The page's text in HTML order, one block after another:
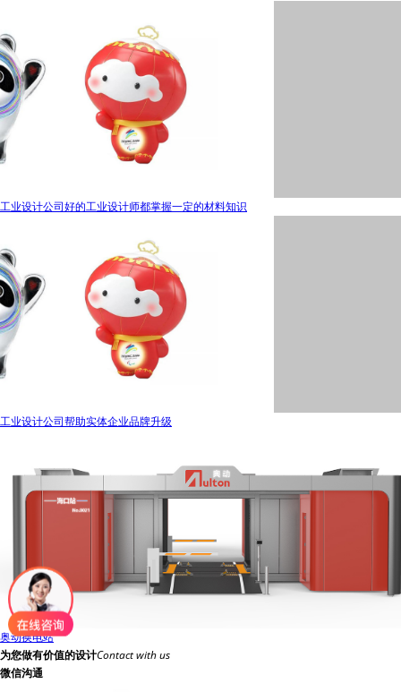
工业设计公司好的工业设计师都掌握一定的材料知识
工业设计公司帮助实体企业品牌升级
奥动换电站
为您做有价值的设计Contact with us
微信沟通